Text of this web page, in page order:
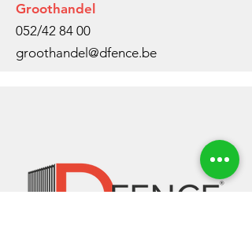
Groothandel
052/42 84 00
groothandel@dfence.be